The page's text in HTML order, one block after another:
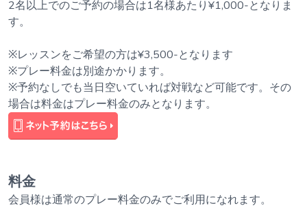
2名以上でのご予約の場合は1名様あたり¥1,000-となりま
す。
※レッスンをご希望の方は¥3,500-となります
※プレー料金は別途かかります。
※予約なしでも当日空いていれば対戦など可能です。その
場合は料金はプレー料金のみとなります。
料金
会員様は通常のプレー料金のみでご利用になれます。